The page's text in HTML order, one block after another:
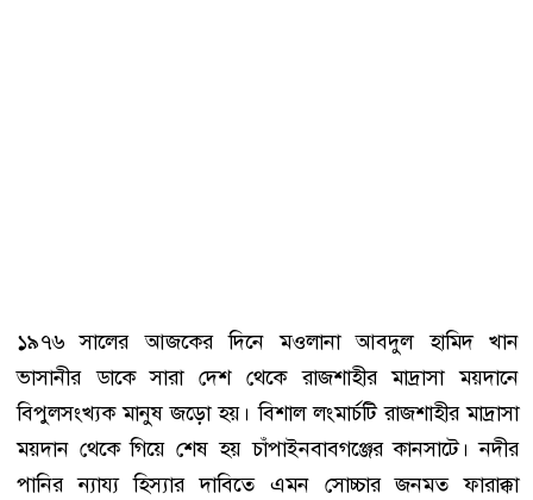
১৯৭৬ সালের আজকের দিনে মওলানা আবদুল হামিদ খান
ভাসানীর ডাকে সারা দেশ থেকে রাজশাহীর মাদ্রাসা ময়দানে
বিপুলসংখ্যক মানুষ জড়ো হয়। বিশাল লংমার্চটি রাজশাহীর মাদ্রাসা
ময়দান থেকে গিয়ে শেষ হয় চাঁপাইনবাবগঞ্জের কানসাটে। নদীর
পানির ন্যায্য হিস্যার দাবিতে এমন সোচ্চার জনমত ফারাক্কা